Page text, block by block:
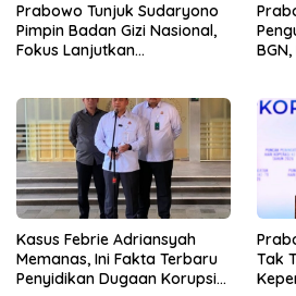
Prabowo Tunjuk Sudaryono
Pimpin Badan Gizi Nasional,
Fokus Lanjutkan
Kasus Febrie Adriansyah
Memanas, Ini Fakta Terbaru
Penyidikan Dugaan Korupsi
Tak